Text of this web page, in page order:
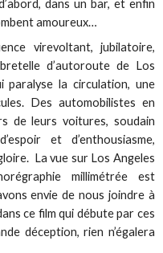
dans un bar, et enfin
amoureux…
virevoltant, jubilatoire,
d’autoroute de Los
paralyse la circulation, une
Des automobilistes en
de leurs voitures, soudain
et d’enthousiasme,
La vue sur Los Angeles
millimétrée est
envie de nous joindre à
ce film qui débute par ces
déception, rien n’égalera